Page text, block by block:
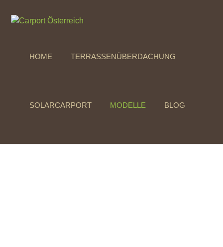
HOME TERRASSENÜBERDACHUNG
SOLARCARPORT MODELLE BLOG